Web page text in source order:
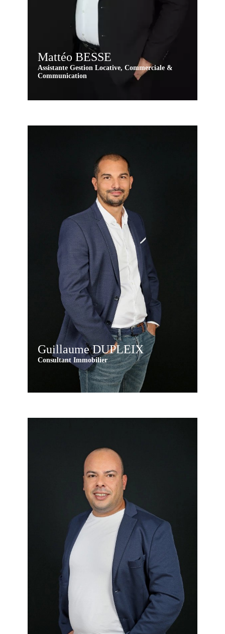
Mattéo BESSE
Assistante Gestion Locative, Commerciale &
Communication
Guillaume DUPLEIX
Consultant Immobilier